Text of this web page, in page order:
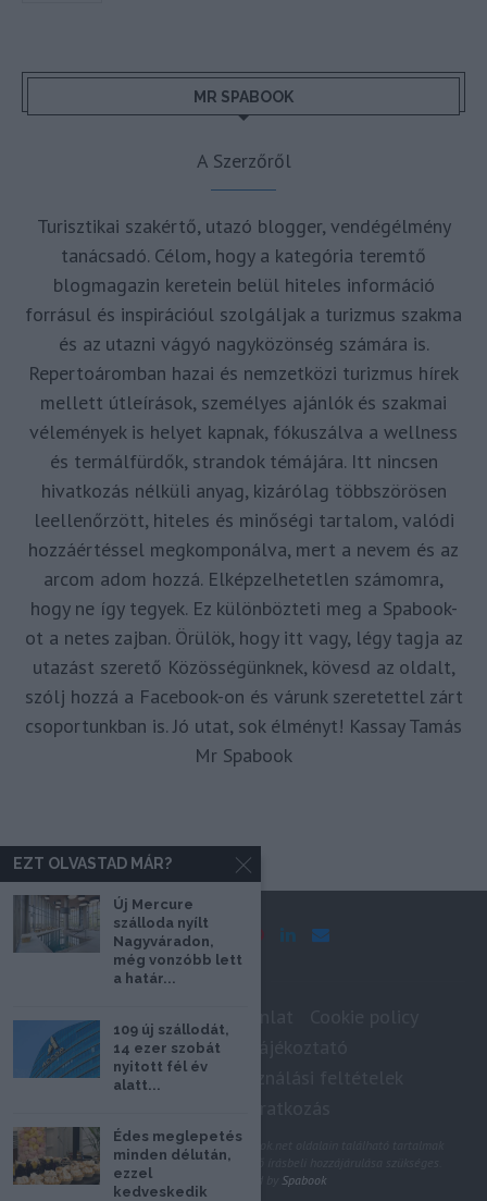
MR SPABOOK
A Szerzőről
Turisztikai szakértő, utazó blogger, vendégélmény
tanácsadó. Célom, hogy a kategória teremtő
blogmagazin keretein belül hiteles információ
forrásul és inspirációul szolgáljak a turizmus szakma
és az utazni vágyó nagyközönség számára is.
Repertoáromban hazai és nemzetközi turizmus hírek
mellett útleírások, személyes ajánlók és szakmai
vélemények is helyet kapnak, fókuszálva a wellness
és termálfürdők, strandok témájára. Itt nincsen
hivatkozás nélküli anyag, kizárólag többszörösen
leellenőrzött, hiteles és minőségi tartalom, valódi
hozzáértéssel megkomponálva, mert a nevem és az
arcom adom hozzá. Elképzelhetetlen számomra,
hogy ne így tegyek. Ez különbözteti meg a Spabook-
ot a netes zajban. Örülök, hogy itt vagy, légy tagja az
utazást szerető Közösségünknek, kövesd az oldalt,
szólj hozzá a Facebook-on és várunk szeretettel zárt
csoportunkban is. Jó utat, sok élményt! Kassay Tamás
Mr Spabook
Impresszum
Adatkezelési tájékoztató
Szerzői jogok, felhasználási feltételek
@2020 - Minden jog fenntartva. A Spabook.net oldalain található tartalmak
felhasználásához, újraközléséhez a szerző írásbeli hozzájárulása szükséges.
Spabook
EZT OLVASTAD MÁR?
Új Mercure
szálloda nyílt
Nagyváradon,
még vonzóbb lett
a határ...
109 új szállodát,
14 ezer szobát
nyitott fél év
alatt...
Édes meglepetés
minden délután,
ezzel
kedveskedik